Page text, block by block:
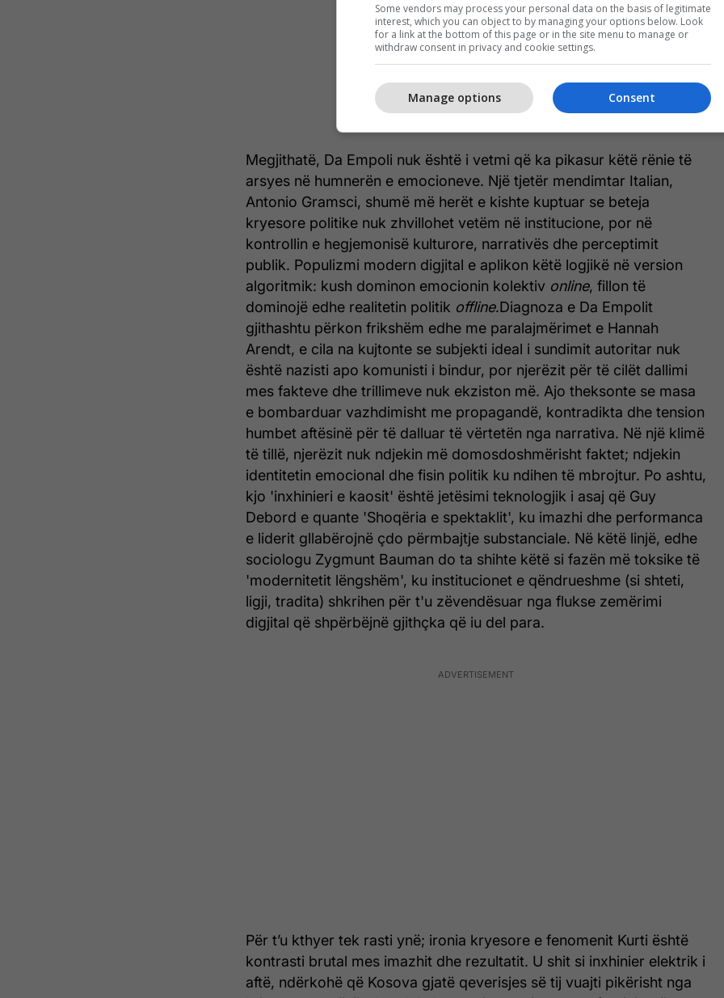
Megjithatë, Da Empoli nuk është i vetmi që ka pikasur këtë rënie të
arsyes në humnerën e emocioneve. Një tjetër mendimtar Italian,
Antonio Gramsci, shumë më herët e kishte kuptuar se beteja
kryesore politike nuk zhvillohet vetëm në institucione, por në
kontrollin e hegjemonisë kulturore, narrativës dhe perceptimit
publik. Populizmi modern digjital e aplikon këtë logjikë në version
algoritmik: kush dominon emocionin kolektiv online, fillon të
dominojë edhe realitetin politik offline.Diagnoza e Da Empolit
gjithashtu përkon frikshëm edhe me paralajmërimet e Hannah
Arendt, e cila na kujtonte se subjekti ideal i sundimit autoritar nuk
është nazisti apo komunisti i bindur, por njerëzit për të cilët dallimi
mes fakteve dhe trillimeve nuk ekziston më. Ajo theksonte se masa
e bombarduar vazhdimisht me propagandë, kontradikta dhe tension
humbet aftësinë për të dalluar të vërtetën nga narrativa. Në një klimë
të tillë, njerëzit nuk ndjekin më domosdoshmërisht faktet; ndjekin
identitetin emocional dhe fisin politik ku ndihen të mbrojtur. Po ashtu,
kjo 'inxhinieri e kaosit' është jetësimi teknologjik i asaj që Guy
Debord e quante 'Shoqëria e spektaklit', ku imazhi dhe performanca
e liderit gllabërojnë çdo përmbajtje substanciale. Në këtë linjë, edhe
sociologu Zygmunt Bauman do ta shihte këtë si fazën më toksike të
'modernitetit lëngshëm', ku institucionet e qëndrueshme (si shteti,
ligji, tradita) shkrihen për t'u zëvendësuar nga flukse zemërimi
digjital që shpërbëjnë gjithçka që iu del para.
Për t’u kthyer tek rasti ynë; ironia kryesore e fenomenit Kurti është
kontrasti brutal mes imazhit dhe rezultatit. U shit si inxhinier elektrik i
aftë, ndërkohë që Kosova gjatë qeverisjes së tij vuajti pikërisht nga
Some vendors may process your personal data on the basis of legitimate
interest, which you can object to by managing your options below. Look
for a link at the bottom of this page or in the site menu to manage or
withdraw consent in privacy and cookie settings.
Consent
Manage options